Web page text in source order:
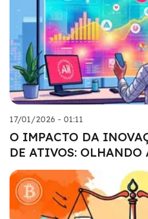
17/01/2026 - 01:11
O IMPACTO DA
DE ATIVOS: